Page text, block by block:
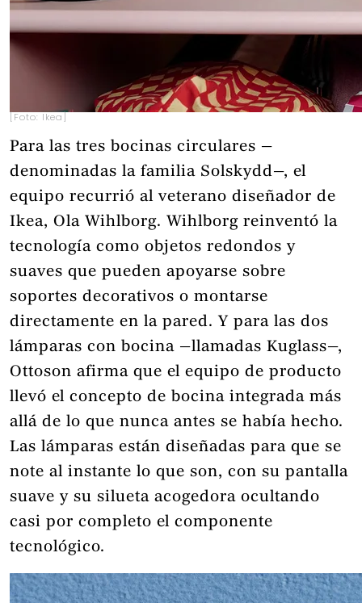
[Foto: Ikea]
Para las tres bocinas circulares —
denominadas la familia Solskydd—, el
equipo recurrió al veterano diseñador de
Ikea, Ola Wihlborg. Wihlborg reinventó la
tecnología como objetos redondos y
suaves que pueden apoyarse sobre
soportes decorativos o montarse
directamente en la pared. Y para las dos
lámparas con bocina —llamadas Kuglass—,
Ottoson afirma que el equipo de producto
llevó el concepto de bocina integrada más
allá de lo que nunca antes se había hecho.
Las lámparas están diseñadas para que se
note al instante lo que son, con su pantalla
suave y su silueta acogedora ocultando
casi por completo el componente
tecnológico.